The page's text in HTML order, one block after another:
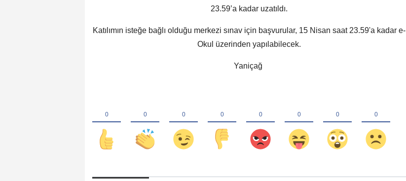
23.59’a kadar uzatıldı.
Katılımın isteğe bağlı olduğu merkezi sınav için başvurular, 15 Nisan saat 23.59'a kadar e-
Okul üzerinden yapılabilecek.
Yaniçağ